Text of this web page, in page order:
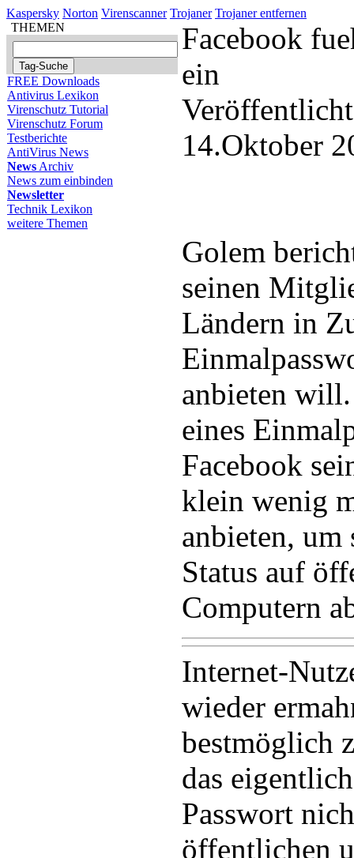
Kaspersky Norton Virenscanner Trojaner Trojaner entfernen
THEMEN
FREE Downloads
Antivirus Lexikon
Virenschutz Tutorial
Virenschutz Forum
Testberichte
AntiVirus News
News Archiv
News zum einbinden
Newsletter
Technik Lexikon
weitere Themen
Facebook
ein
14.Oktober
Golem
seinen
Ländern in
anbieten
eines
Facebook
klein wenig
anbieten, um
Status auf
Computern
Internet-
wieder
bestmöglich
das
Passwort
öffentlichen